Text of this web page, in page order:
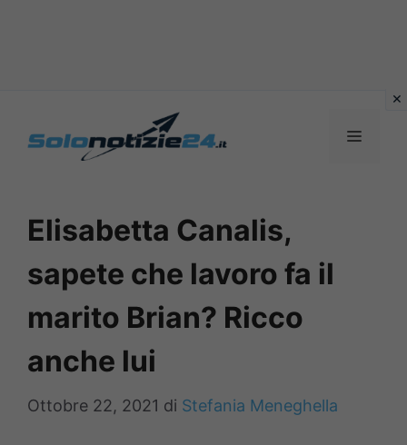
MENU
Elisabetta Canalis,
sapete che lavoro fa il
marito Brian? Ricco
anche lui
Ottobre 22, 2021 di Stefania Meneghella